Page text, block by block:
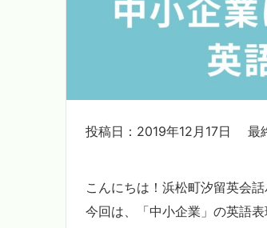
投稿日：2019年12月17日 最
こんにちは！浜松町汐留英会話
今回は、「中小企業」の英語表